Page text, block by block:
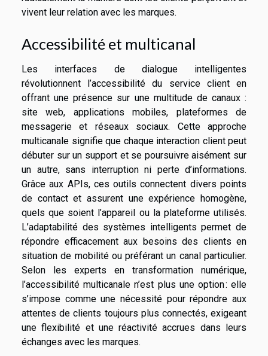
vivent leur relation avec les marques.
Accessibilité et multicanal
Les interfaces de dialogue intelligentes
révolutionnent l’accessibilité du service client en
offrant une présence sur une multitude de canaux :
site web, applications mobiles, plateformes de
messagerie et réseaux sociaux. Cette approche
multicanale signifie que chaque interaction client peut
débuter sur un support et se poursuivre aisément sur
un autre, sans interruption ni perte d’informations.
Grâce aux APIs, ces outils connectent divers points
de contact et assurent une expérience homogène,
quels que soient l’appareil ou la plateforme utilisés.
L’adaptabilité des systèmes intelligents permet de
répondre efficacement aux besoins des clients en
situation de mobilité ou préférant un canal particulier.
Selon les experts en transformation numérique,
l’accessibilité multicanale n’est plus une option : elle
s’impose comme une nécessité pour répondre aux
attentes de clients toujours plus connectés, exigeant
une flexibilité et une réactivité accrues dans leurs
échanges avec les marques.